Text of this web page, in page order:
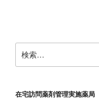
ン
索:
在宅訪問薬剤管理実施薬局